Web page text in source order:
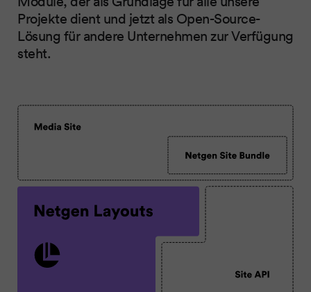
Projekte dient und jetzt als Open-Source-
Lösung für andere Unternehmen zur Verfügung
steht.